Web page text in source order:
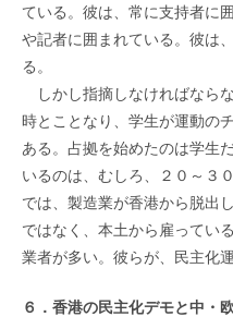
ている。彼は、常に支持者に
や記者に囲まれている。彼は
る。
しかし指摘しなければなら
時とことなり、学生が運動の
ある。占拠を始めたのは学生
いるのは、むしろ、２０～３
では、製造業が香港から脱出
ではなく、本土から雇ってい
業者が多い。彼らが、民主化
６．香港の民主化デモと中・